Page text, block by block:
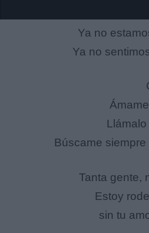
Ya no
Ya no
Búscame
Tanta gente,
Estoy
sin tu